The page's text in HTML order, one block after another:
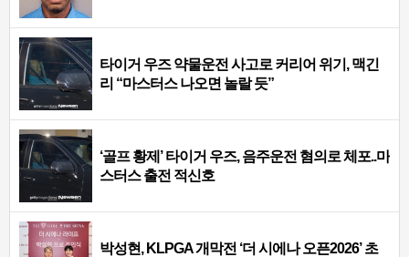
타이거 우즈 약물운전 사고로 커리어 위기, 맥긴
리 “마스터스 나오면 놀랄 듯”
‘골프 황제’ 타이거 우즈, 음주운전 혐의로 체포..마
스터스 출전 적신호
박성현, KLPGA 개막전 ‘더 시에나 오픈2026’ 초